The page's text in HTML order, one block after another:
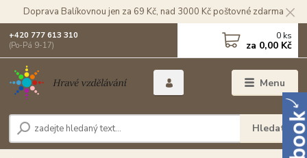
Doprava Balíkovnou jen za 69 Kč, nad 3000 Kč poštovné zdarma
Menu
Hledat
+420 777 613 310
(Po-Pá 9-17)
0 ks
za 0,00 Kč